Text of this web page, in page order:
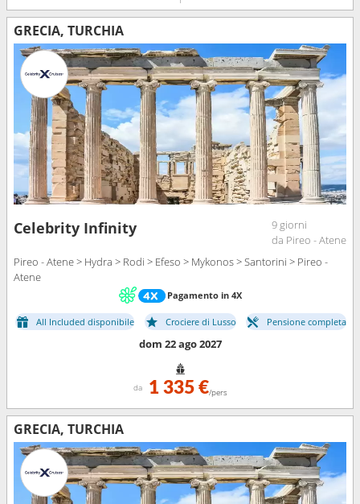
GRECIA, TURCHIA
Celebrity Infinity
9 giorni
da Pireo - Atene
Pireo - Atene > Hydra > Rodi > Efeso > Mykonos > Santorini > Pireo -
Atene
Pagamento in 4X
All Included disponibile Crociere di Lusso Pensione completa
dom 22 ago 2027
da 1 335 €/pers
GRECIA, TURCHIA